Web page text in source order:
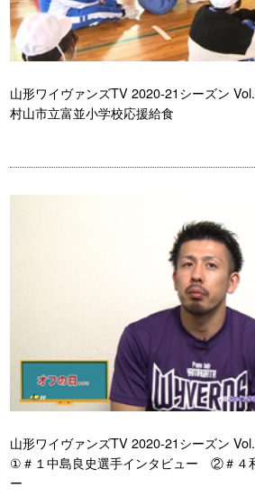
山形ワイヴァンズTV 2020-21シーズン
村山市立富並小学校応援給食
山形ワイヴァンズTV 2020-21シーズン
①＃１中島良史選手インタビュー ②＃４
ー